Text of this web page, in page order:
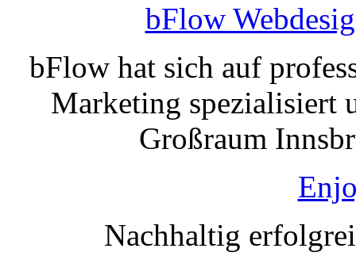
bFlow
bFlow hat sich auf
Marketing spezialisiert
Großraum
Nachhaltig